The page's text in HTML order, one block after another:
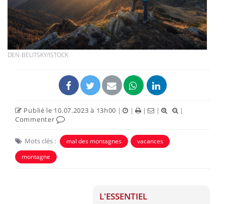
DEN-BELITSKY/ISTOCK
Publié le 10.07.2023 à 13h00 | | | |
|
Commenter
Mots clés : mal des montagnes
vacances
montagne
L'ESSENTIEL